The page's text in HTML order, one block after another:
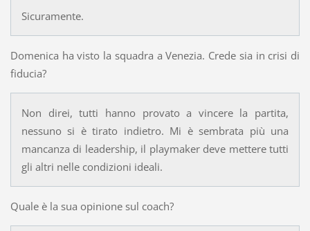
Sicuramente.
Domenica ha visto la squadra a Venezia. Crede sia in crisi di
fiducia?
Non direi, tutti hanno provato a vincere la partita,
nessuno si è tirato indietro. Mi è sembrata più una
mancanza di leadership, il playmaker deve mettere tutti
gli altri nelle condizioni ideali.
Quale è la sua opinione sul coach?